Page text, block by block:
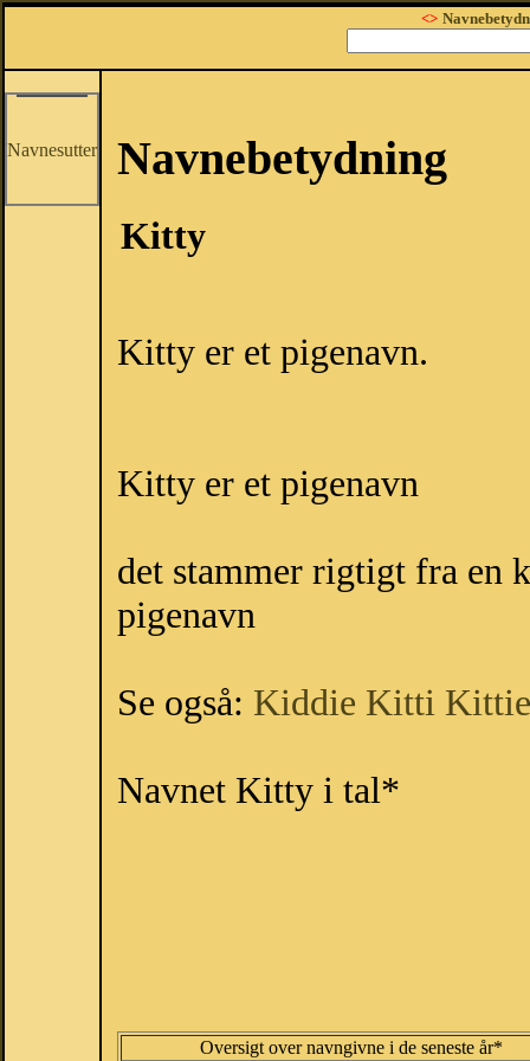
<>
Navnesutter Navnebetydning
Kitty
Kitty er et pigenavn.
Kitty er et pigenavn
det stammer rigtigt fra en
pigenavn
Se også: Kiddie Kitti Kittie
Navnet Kitty i tal*
Oversigt over navngivne i de seneste år*